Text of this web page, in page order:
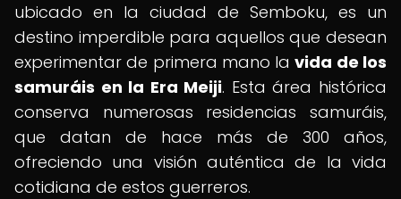
ubicado en la ciudad de Semboku, es un
destino imperdible para aquellos que desean
experimentar de primera mano lavida de los
samuráis en la Era Meiji. Esta área histórica
conserva numerosas residencias samuráis,
que datan de hace más de 300 años,
ofreciendo una visión auténtica de la vida
cotidiana de estos guerreros.